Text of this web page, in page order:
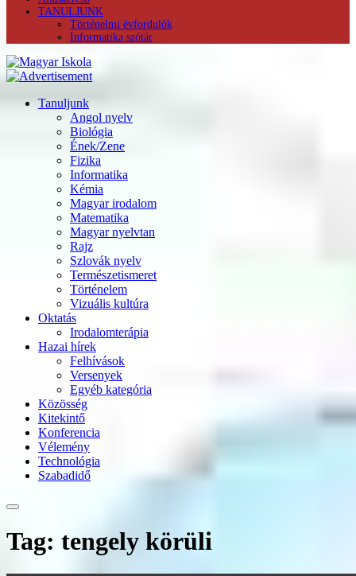
TANULJUNK
Történelmi évfordulók
Informatika szótár
Tanuljunk
Angol nyelv
Biológia
Ének/Zene
Fizika
Informatika
Kémia
Magyar irodalom
Matematika
Magyar nyelvtan
Rajz
Szlovák nyelv
Természetismeret
Történelem
Vizuális kultúra
Oktatás
Irodalomterápia
Hazai hírek
Felhívások
Versenyek
Egyéb kategória
Közösség
Kitekintő
Konferencia
Vélemény
Technológia
Szabadidő
Tag: tengely körüli